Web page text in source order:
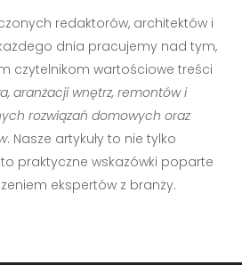
redaktorów, architektów i
dnia pracujemy nad tym,
czytelnikom wartościowe treści
aranżacji wnętrz, remontów i
rozwiązań domowych oraz
. Nasze artykuły to nie tylko
praktyczne wskazówki poparte
ekspertów z branży.